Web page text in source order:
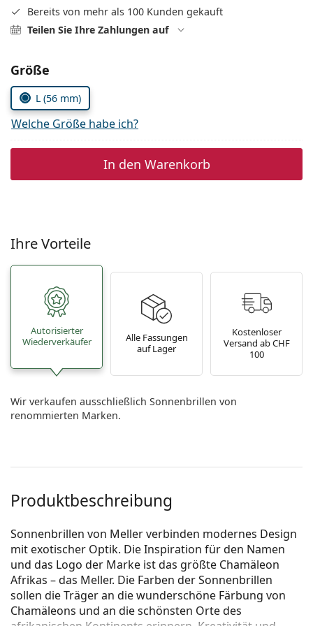
Alle Marken
Persol
Bereits von mehr als 100 Kunden gekauft
Teilen Sie Ihre Zahlungen auf
Parameter wählen
Größe
L (56 mm)
Welche Größe habe ich?
In den Warenkorb
Ihre Vorteile
Autorisierter
Wiederverkäufer
Alle Fassungen
auf Lager
Kostenloser
Versand ab CHF
100
Wir verkaufen ausschließlich Sonnenbrillen von
renommierten Marken.
Produktbeschreibung
Sonnenbrillen von Meller verbinden modernes Design
mit exotischer Optik. Die Inspiration für den Namen
und das Logo der Marke ist das größte Chamäleon
Afrikas – das Meller. Die Farben der Sonnenbrillen
sollen die Träger an die wunderschöne Färbung von
Chamäleons und an die schönsten Orte des